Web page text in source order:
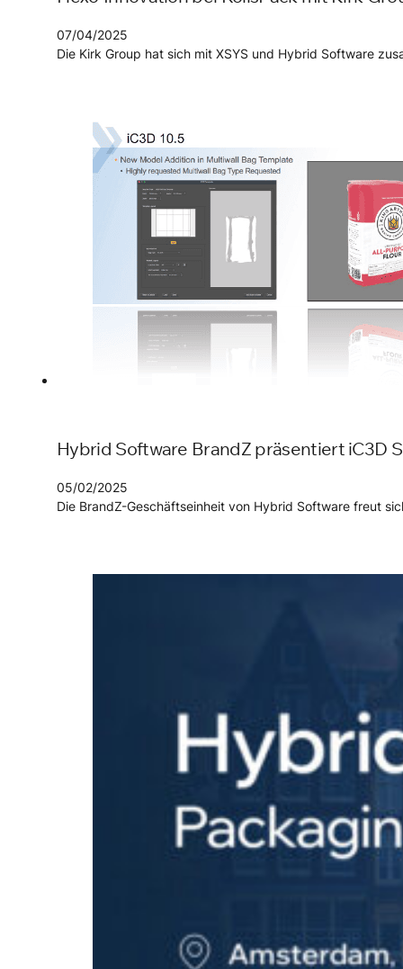
07/04/2025
Die Kirk Group hat sich mit XSYS und Hybrid Software
Hybrid Software BrandZ präsentiert iC3D
05/02/2025
Die BrandZ-Geschäftseinheit von Hybrid Software freut